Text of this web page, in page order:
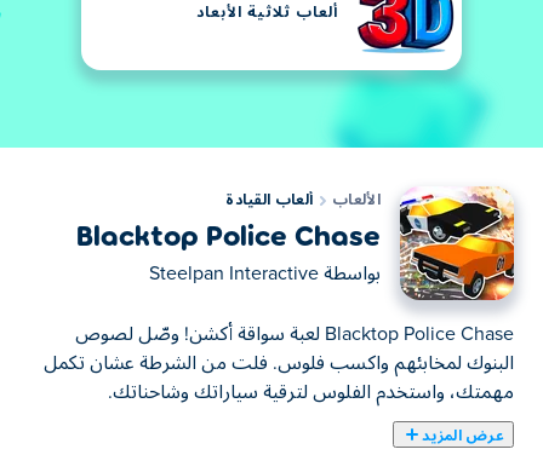
ألعاب ثلاثية الأبعاد
الألعاب ألعاب القيادة
Blacktop Police Chase
بواسطة Steelpan Interactive
Blacktop Police Chase لعبة سواقة أكشن! وصّل لصوص
البنوك لمخابئهم واكسب فلوس. فلت من الشرطة عشان تكمل
مهمتك، واستخدم الفلوس لترقية سياراتك وشاحناتك.
عرض المزيد